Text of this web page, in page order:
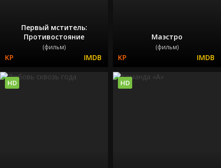
Первый мститель:
Противостояние
(фильм)
Маэстро
(фильм)
HD HD